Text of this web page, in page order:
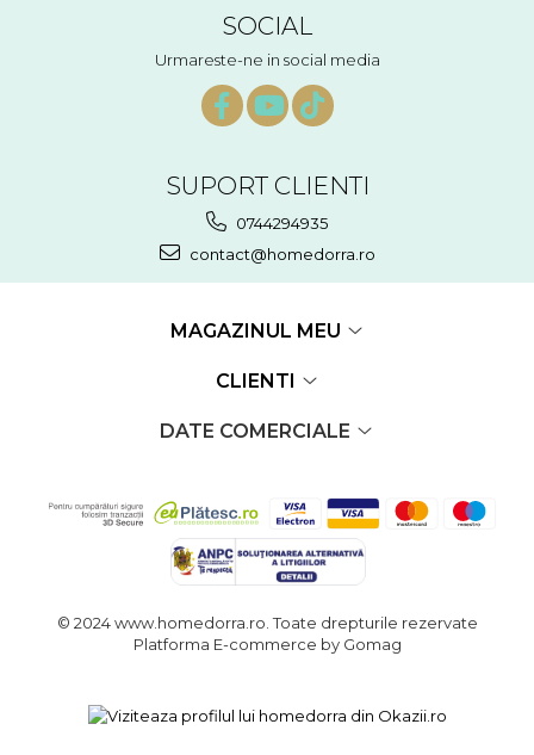
SOCIAL
Urmareste-ne in social media
SUPORT CLIENTI
0744294935
contact@homedorra.ro
MAGAZINUL MEU
CLIENTI
DATE COMERCIALE
© 2024 www.homedorra.ro. Toate drepturile rezervate
Platforma E-commerce by Gomag